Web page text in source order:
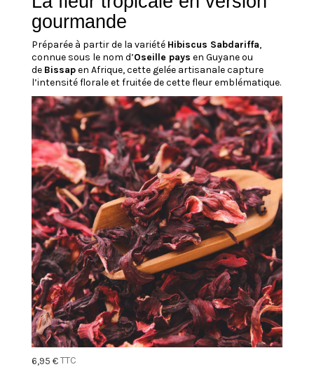
gourmande
Préparée à partir de la variété Hibiscus Sabdariffa,
connue sous le nom d’Oseille pays en Guyane ou
de Bissapen Afrique, cette gelée artisanale capture
l’intensité florale et fruitée de cette fleur emblématique.
6,95 €TTC